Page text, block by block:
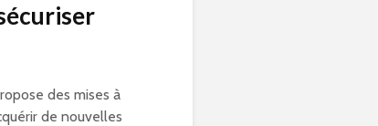
des mises à
de nouvelles